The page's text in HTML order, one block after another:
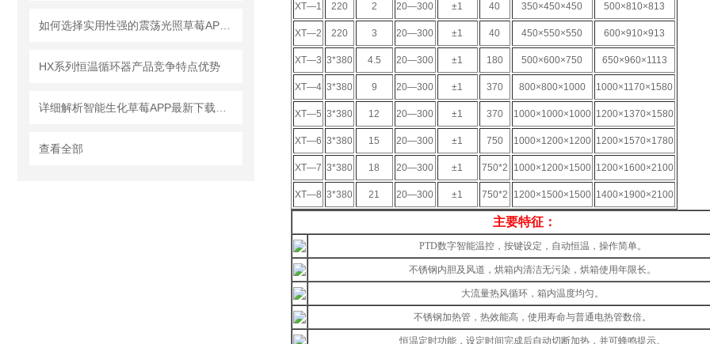
HX系列恒温循环器产品竞争特点优势
查看全部
XT—1 220 2 20—300 ±1 40 350×450×450 500×810×813
XT—2 220 3 20—300 ±1 40 450×550×550 600×910×913
XT—3 3*380 4.5 20—300 ±1 180 500×600×750 650×960×1113
XT—4 3*380 9 20—300 ±1 370 800×800×1000 1000×1170×1580
XT—5 3*380 12 20—300 ±1 370 1000×1000×1000 1200×1370×1580
XT—6 3*380 15 20—300 ±1 750 1000×1200×1200 1200×1570×1780
XT—7 3*380 18 20—300 ±1 750*2 1000×1200×1500 1200×1600×2100
XT—8 3*380 21 20—300 ±1 750*2 1200×1500×1500 1400×1900×2100
主要特征：
PTD数字智能温控，按键设定，自动恒温，操作简单。
不锈钢内胆及风道，烘箱内清洁无污染，烘箱使用年限长。
大流量热风循环，箱内温度均匀。
不锈钢加热管，热效能高，使用寿命与普通电热管数倍。
恒温定时功能，设定时间完成后自动切断加热，并可蜂鸣提示。